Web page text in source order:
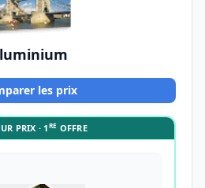
les prix
PRIX · 1RE OFFRE